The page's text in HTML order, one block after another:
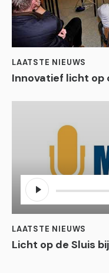
LAATSTE NIEUWS
Innovatief licht
Audiospeler
LAATSTE NIEUWS
Licht op de Sluis